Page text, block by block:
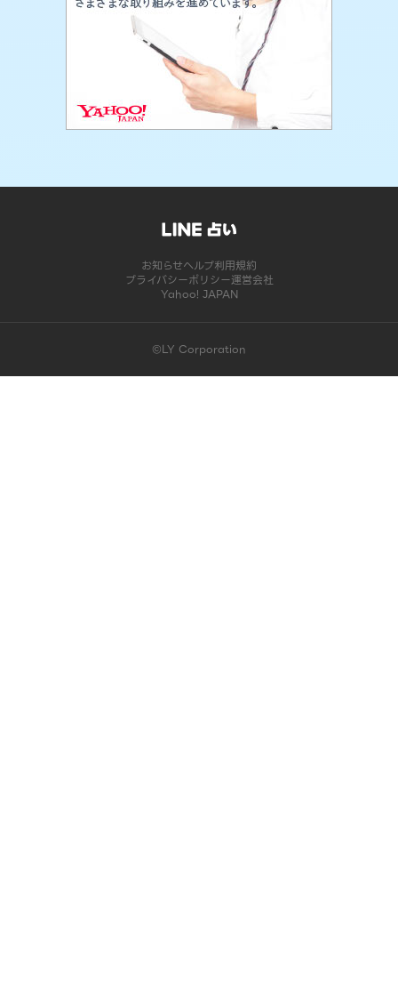
お知らせヘルプ利用規約
プライバシーポリシー運営会社
Yahoo! JAPAN
©LY Corporation
このコンテンツは掲載が終了しました | LINE占い